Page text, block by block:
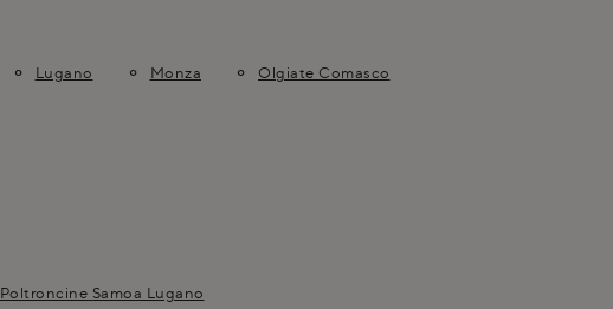
Lugano Monza Olgiate Comasco
Poltroncine Samoa Lugano